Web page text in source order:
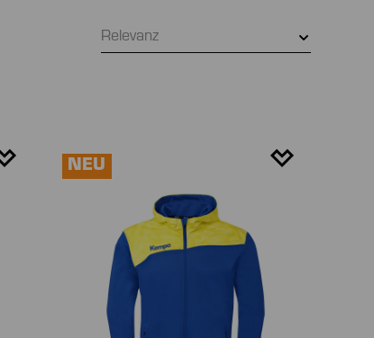
Relevanz
NEU